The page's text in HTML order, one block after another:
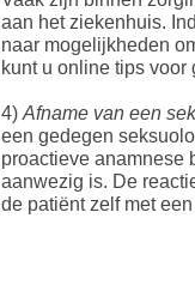
aan het ziekenhuis.
naar mogelijkheden
kunt u online tips
​4) Afname van een
een gedegen
proactieve anamnese
aanwezig is. De
de patiënt zelf met